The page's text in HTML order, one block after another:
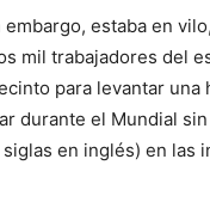
estaba en
mil trabajadores del
para levantar
durante el Mundial
en inglés) en las